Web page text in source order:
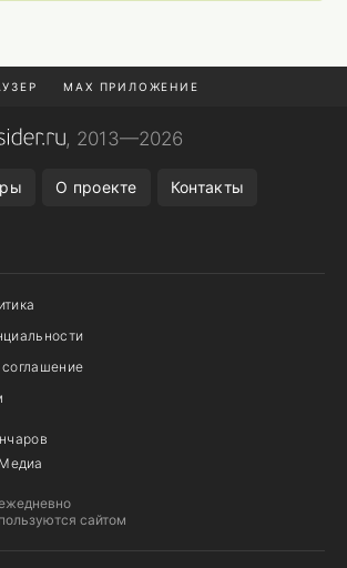
MAX ПРИЛОЖЕНИЕ
, 2013—2026
О проекте Контакты
пользуются сайтом